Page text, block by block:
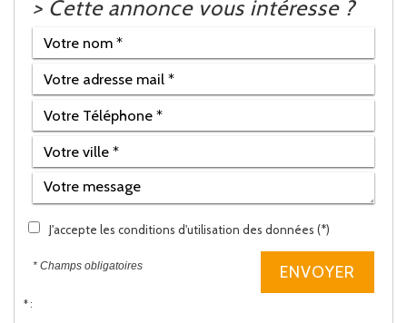
> Cette annonce vous intéresse ?
J'accepte les conditions d'utilisation des données (*)
* Champs obligatoires ENVOYER
* :